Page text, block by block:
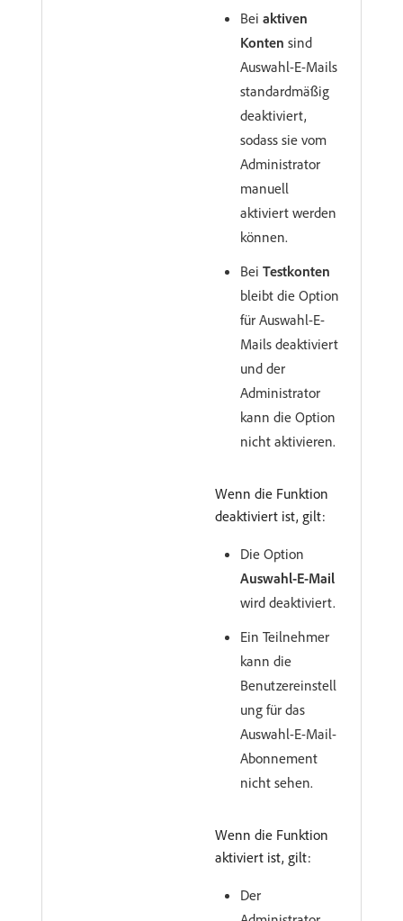
Bei aktiven
Konten sind
Auswahl-E-Mails
standardmäßig
deaktiviert,
sodass sie vom
Administrator
manuell
aktiviert werden
können.
Bei Testkonten
bleibt die Option
für Auswahl-E-
Mails deaktiviert
und der
Administrator
kann die Option
nicht aktivieren.
Wenn die Funktion
deaktiviert ist, gilt:
Die Option
Auswahl-E-Mail
wird deaktiviert.
Ein Teilnehmer
kann die
Benutzereinstell
ung für das
Auswahl-E-Mail-
Abonnement
nicht sehen.
Wenn die Funktion
aktiviert ist, gilt:
Der